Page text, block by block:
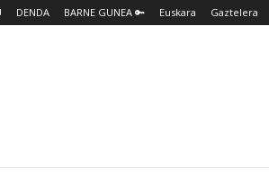
DENDA BARNE GUNEA 🔑 Euskara Gaztelera